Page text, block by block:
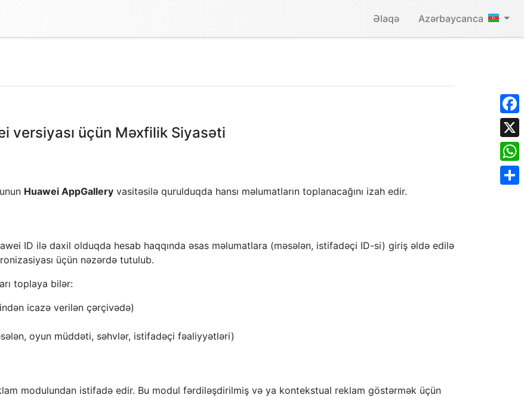
Əlaqə Azərbaycanca
X
versiyası üçün Məxfilik Siyasəti
Huawei AppGallery vasitəsilə qurulduqda hansı məlumatların toplanacağını izah edir.
ID ilə daxil olduqda hesab haqqında əsas məlumatlara (məsələn, istifadəçi ID-si) giriş əldə edilə
üçün nəzərdə tutulub.
toplaya bilər:
icazə verilən çərçivədə)
oyun müddəti, səhvlər, istifadəçi fəaliyyətləri)
modulundan istifadə edir. Bu modul fərdiləşdirilmiş və ya kontekstual reklam göstərmək üçün